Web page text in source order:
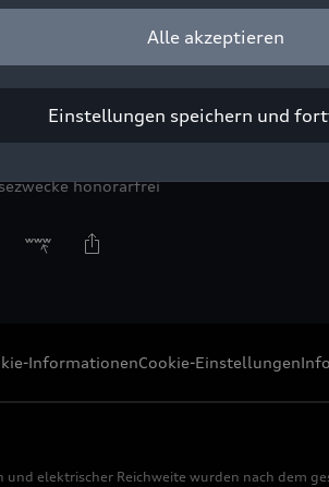
„Der fünfte Ring“ im Audi
honorarfrei
InformationenCookie-Einstellungen
elektrischer Reichweite wurden nach dem
Alle akzeptieren
Einstellungen speichern und